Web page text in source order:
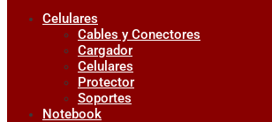
Celulares
Cables y Conectores
Cargador
Celulares
Protector
Soportes
Notebook